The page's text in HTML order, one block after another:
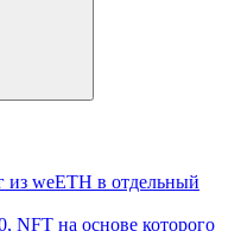
из weETH в отдельный
NFT на основе которого